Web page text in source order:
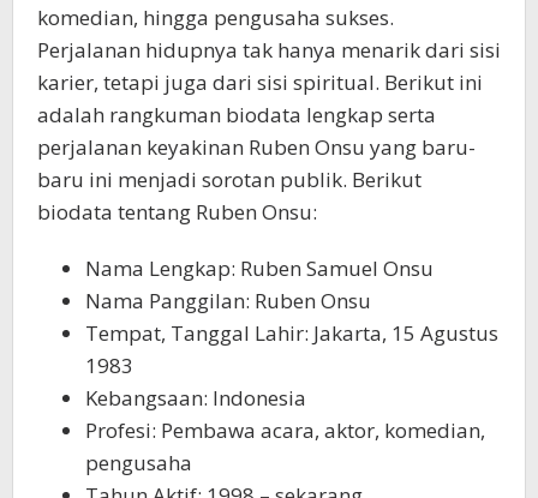
komedian, hingga pengusaha sukses.
Perjalanan hidupnya tak hanya menarik dari sisi
karier, tetapi juga dari sisi spiritual. Berikut ini
adalah rangkuman biodata lengkap serta
perjalanan keyakinan Ruben Onsu yang baru-
baru ini menjadi sorotan publik. Berikut
biodata tentang Ruben Onsu:
Nama Lengkap: Ruben Samuel Onsu
Nama Panggilan: Ruben Onsu
Tempat, Tanggal Lahir: Jakarta, 15 Agustus
1983
Kebangsaan: Indonesia
Profesi: Pembawa acara, aktor, komedian,
pengusaha